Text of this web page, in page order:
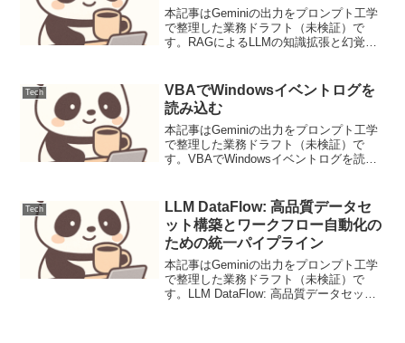
本記事はGeminiの出力をプロンプト工学
で整理した業務ドラフト（未検証）で
す。RAGによるLLMの知識拡張と幻覚抑
情報への対応や、事実に基づかない「幻
覚（Hallu...
Tech
VBAでWindowsイベントログを
読み込む
本記事はGeminiの出力をプロンプト工学
で整理した業務ドラフト（未検証）で
す。VBAでWindowsイベントログを読み
ーションの動作、およびハードウェアの
健全性に...
Tech
LLM DataFlow: 高品質データセ
ット構築とワークフロー自動化の
ための統一パイプライン
本記事はGeminiの出力をプロンプト工学
で整理した業務ドラフト（未検証）で
す。LLM DataFlow: 高品質データセット